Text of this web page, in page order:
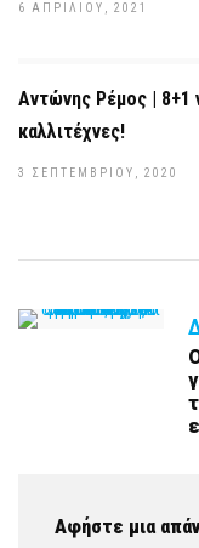
6 ΑΠΡΙΛΊΟΥ, 2021
Αντώνης Ρέμος | 8+1
καλλιτέχνες!
3 ΣΕΠΤΕΜΒΡΊΟΥ, 2020
Αφήστε μια